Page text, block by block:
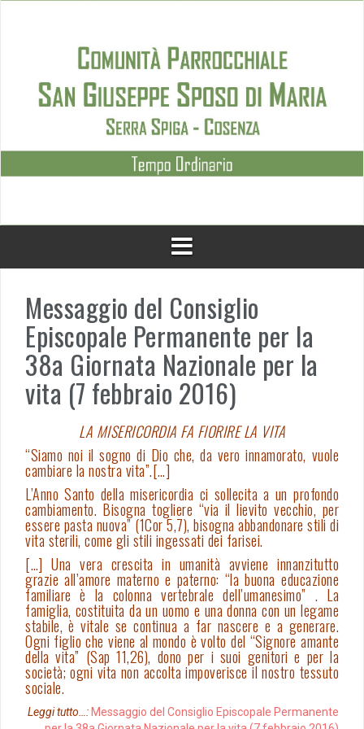
Messaggio del Consiglio
Episcopale Permanente per la
38a Giornata Nazionale per la
vita (7 febbraio 2016)
LA MISERICORDIA FA FIORIRE LA VITA
“Siamo noi il sogno di Dio che, da vero innamorato, vuole
cambiare la nostra vita”.[…]
L’Anno Santo della misericordia ci sollecita a un profondo
cambiamento. Bisogna togliere “via il lievito vecchio, per
essere pasta nuova” (1Cor 5,7), bisogna abbandonare stili di
vita sterili, come gli stili ingessati dei farisei.
[…] Una vera crescita in umanità avviene innanzitutto
grazie all’amore materno e paterno: “la buona educazione
familiare è la colonna vertebrale dell’umanesimo” . La
famiglia, costituita da un uomo e una donna con un legame
stabile, è vitale se continua a far nascere e a generare.
Ogni figlio che viene al mondo è volto del “Signore amante
della vita” (Sap 11,26), dono per i suoi genitori e per la
società; ogni vita non accolta impoverisce il nostro tessuto
sociale.
Leggi tutto…: Messaggio del Consiglio Episcopale Permanente